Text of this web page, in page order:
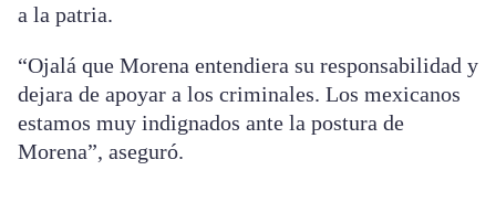
a la patria.
“Ojalá que Morena entendiera su responsabilidad y
dejara de apoyar a los criminales. Los mexicanos
estamos muy indignados ante la postura de
Morena”, aseguró.